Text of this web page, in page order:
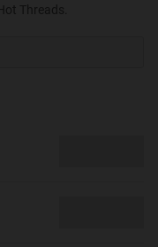
Threads.